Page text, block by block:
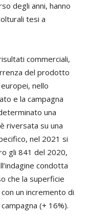
degli anni, hanno
tesi a
commerciali,
del prodotto
nello
e la campagna
una
riversata su una
nel 2021 si
gli 841 del 2020,
condotta
che la superficie
un incremento di
(+ 16%).